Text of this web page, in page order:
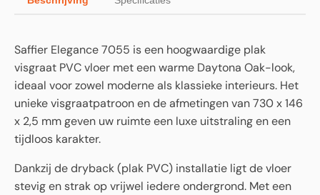
Saffier Elegance 7055 is een hoogwaardige plak
visgraat PVC vloer met een warme Daytona Oak-look,
ideaal voor zowel moderne als klassieke interieurs. Het
unieke visgraatpatroon en de afmetingen van 730 x 146
x 2,5 mm geven uw ruimte een luxe uitstraling en een
tijdloos karakter.
Dankzij de dryback (plak PVC) installatie ligt de vloer
stevig en strak op vrijwel iedere ondergrond. Met een